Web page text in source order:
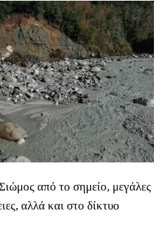
από το σημείο, μεγάλες
αλλά και στο δίκτυο